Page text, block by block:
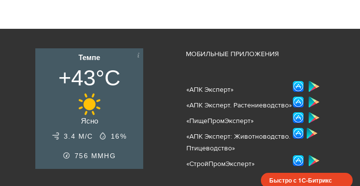
Темпе
+43°C
Ясно
3.4 М/С 16%
756 MMHG
МОБИЛЬНЫЕ ПРИЛОЖЕНИЯ
«АПК Эксперт»
«АПК Эксперт. Растениеводство»
«ПищеПромЭксперт»
«АПК Эксперт: Животноводство.
Птицеводство»
«СтройПромЭксперт»
Быстро с 1С-Битрикс